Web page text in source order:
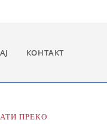
КОНТАКТ
ПРЕКО